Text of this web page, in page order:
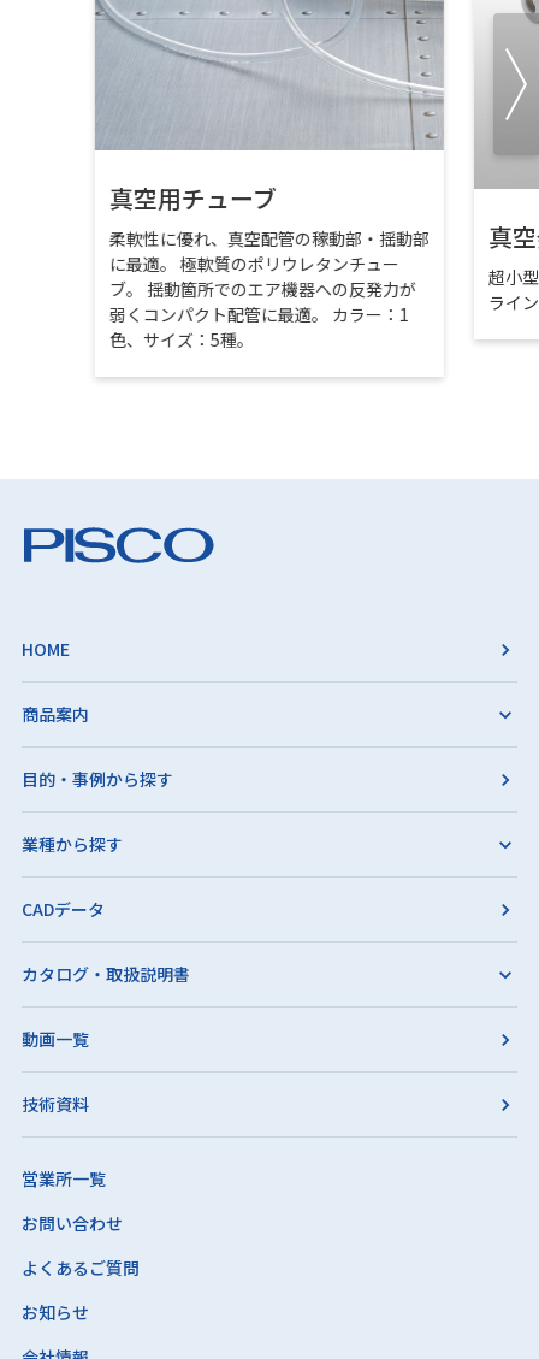
真空用チューブ
柔軟性に優れ、真空配管の稼動部・揺動部
に最適。 極軟質のポリウレタンチュー
ブ。 揺動箇所でのエア機器への反発力が
弱くコンパクト配管に最適。 カラー：1
色、サイズ：5種。
真
超小
ライ
HOME
商品案内
目的・事例から探す
業種から探す
CADデータ
カタログ・取扱説明書
動画一覧
技術資料
営業所一覧
お問い合わせ
よくあるご質問
お知らせ